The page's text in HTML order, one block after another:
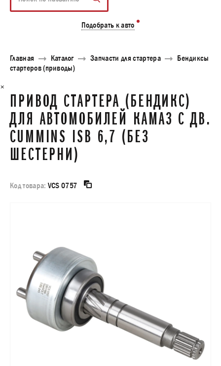
Подобрать к авто
Главная Каталог Запчасти для стартера
Бендиксы
стартеров (приводы)
×
ПРИВОД СТАРТЕРА (БЕНДИКС)
ДЛЯ АВТОМОБИЛЕЙ КАМАЗ С ДВ.
CUMMINS ISB 6,7 (БЕЗ
ШЕСТЕРНИ)
Код товара: VCS 0757